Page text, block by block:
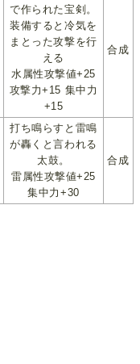
で作られた宝剣。
装備すると冷気を
まとった攻撃を行
える
水属性攻撃値+25
攻撃力+15 集中力
+15
合成
打ち鳴らすと雷鳴
が轟くと言われる
太鼓。
雷属性攻撃値+25
集中力+30
合成